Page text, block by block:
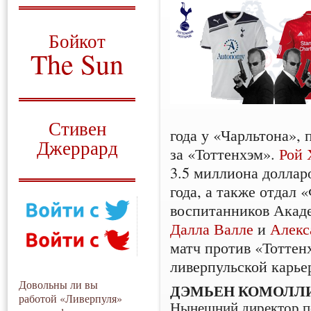
Бойкот
The Sun
Стивен
Джеррард
Довольны ли вы
работой «Ливерпуля»
года у «Чарльтона»,
за «Тоттенхэм».Рой
3.5 миллиона
года, а также отдал
воспитанников
Далла Валле и
матч против
ливерпульской
ДЭМЬЕН